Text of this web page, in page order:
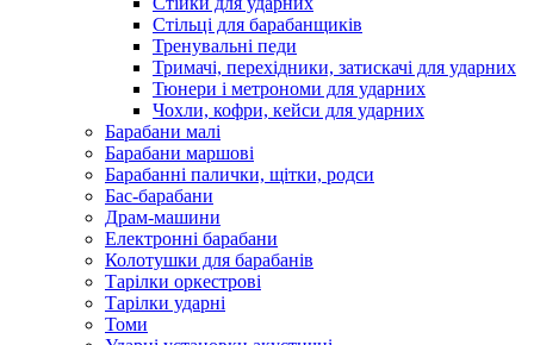
Стільці для барабанщиків
Тренувальні педи
Тримачі, перехідники, затискачі для ударних
Тюнери і метрономи для ударних
Чохли, кофри, кейси для ударних
Барабани малі
Барабани маршові
Барабанні палички, щітки, родси
Бас-барабани
Драм-машини
Електронні барабани
Колотушки для барабанів
Тарілки оркестрові
Тарілки ударні
Томи